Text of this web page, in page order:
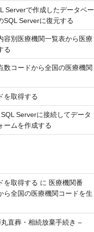
Serverで作成したデータベー
SQL Serverに復元する
容別医療機関一覧表から医療
る
数コードから全国の医療機関
を取得する
Serverに接続してデータ
ームを作成する
を取得する に 医療機関番
ら全国の医療機関コードを生
直葬・相続放棄手続き –